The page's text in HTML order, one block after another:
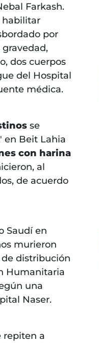
Farkash.
habilitar
por
gravedad,
dos cuerpos
del Hospital
médica.
se
en Beit Lahia
con harina
al
de acuerdo
Saudí en
murieron
distribución
Humanitaria
una
Naser.
repiten a